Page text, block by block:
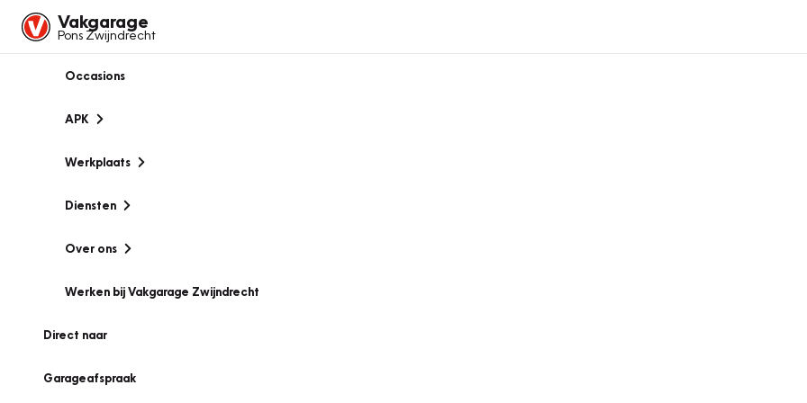
Vakgarage
Pons Zwijndrecht
Occasions
APK
Werkplaats
Diensten
Over ons
Werken bij Vakgarage Zwijndrecht
Direct naar
Garageafspraak